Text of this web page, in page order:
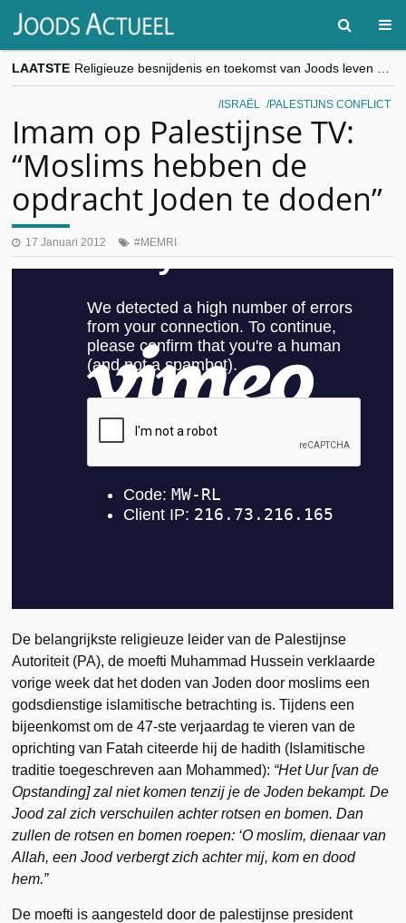
LAATSTE
“Besnijdenisdebat toont hoe moeilijk seculiere Westen minderheden begrijpt”, Jinnih Beels (Vooruit)
CITYTRIP | ROEMENIË – Boekarest: de verrassing van Oost-Europa
ISRAËL PALESTIJNS CONFLICT
Imam op Palestijnse TV:
“Moslims hebben de
opdracht Joden te doden”
17 Januari 2012 MEMRI
De belangrijkste religieuze leider van de Palestijnse
Autoriteit (PA), de moefti Muhammad Hussein verklaarde
vorige week dat het doden van Joden door moslims een
godsdienstige islamitische betrachting is. Tijdens een
bijeenkomst om de 47-ste verjaardag te vieren van de
oprichting van Fatah citeerde hij de hadith (Islamitische
traditie toegeschreven aan Mohammed): “Het Uur [van de
Opstanding] zal niet komen tenzij je de Joden bekampt. De
Jood zal zich verschuilen achter rotsen en bomen. Dan
zullen de rotsen en bomen roepen: ‘O moslim, dienaar van
Allah, een Jood verbergt zich achter mij, kom en dood
hem.”
De moefti is aangesteld door de palestijnse president